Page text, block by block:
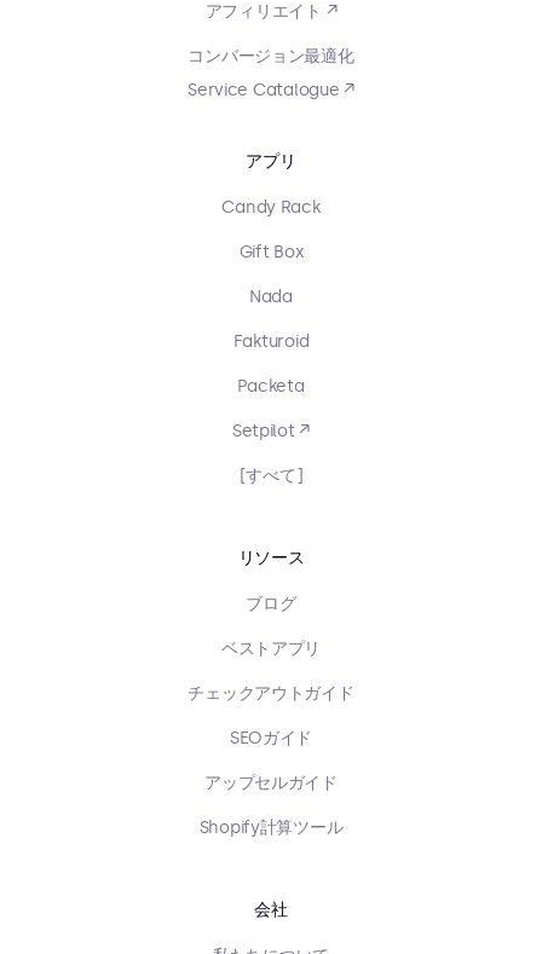
アフィリエイト ↗
コンバージョン最適化
Service Catalogue ↗
アプリ
Candy Rack
Gift Box
Nada
Fakturoid
Packeta
Setpilot ↗
[すべて]
リソース
ブログ
ベストアプリ
チェックアウトガイド
SEOガイド
アップセルガイド
Shopify計算ツール
会社